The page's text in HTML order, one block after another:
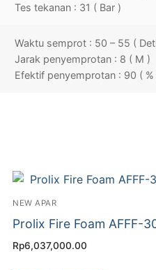
Tes tekanan : 31 ( Bar )
Waktu semprot : 50 – 55 (
Jarak penyemprotan : 8 ( M )
Efektif penyemprotan : 90 (
NEW APAR
Prolix Fire Foam AFFF-
Rp6,037,000.00